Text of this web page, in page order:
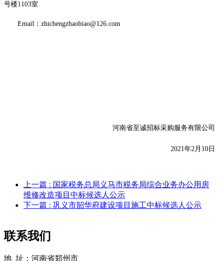
号楼1103室
Email：zhichengzhaobiao@126.com
河南省至诚招标采购服务有限公司
2021年2月 10 日
上一篇 : 国家税务总局义马市税务局综合业务办公用房
维修改造项目中标候选人公示
下一篇 : 巩义市韶华府建设项目施工中标候选人公示
联系我们
地 址：河南省郑州市